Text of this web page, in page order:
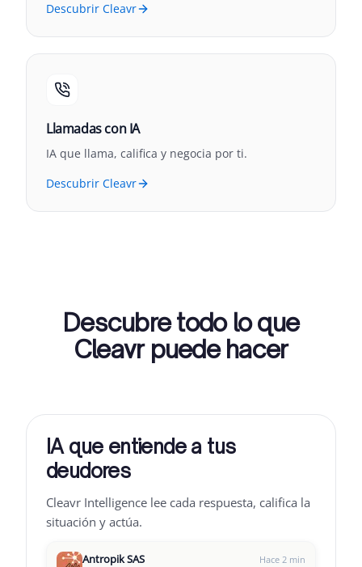
Descubrir Cleavr
Llamadas con IA
IA que llama, califica y negocia por ti.
Descubrir Cleavr
Descubre todo lo que
Cleavr puede hacer
IA que entiende a tus
deudores
Cleavr Intelligence lee cada respuesta, califica la
situación y actúa.
Antropik SAS Hace 2 min